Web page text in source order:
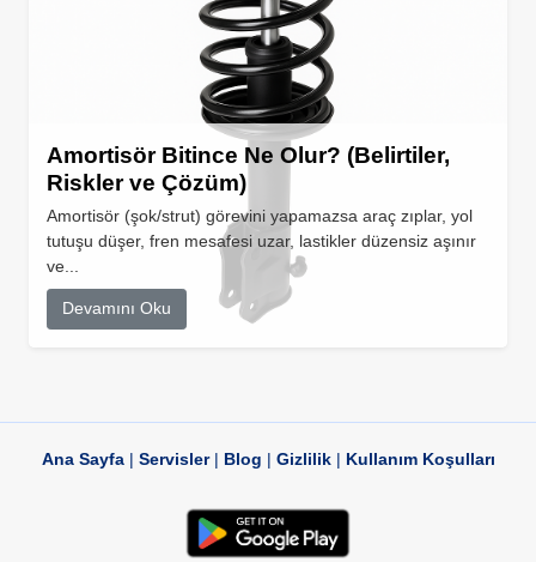
Amortisör Bitince Ne Olur? (Belirtiler,
Riskler ve Çözüm)
Amortisör (şok/strut) görevini yapamazsa araç zıplar, yol
tutuşu düşer, fren mesafesi uzar, lastikler düzensiz aşınır
ve...
Devamını Oku
Ana Sayfa| Servisler| Blog | Gizlilik| Kullanım Koşulları